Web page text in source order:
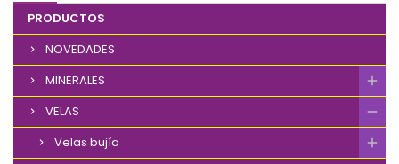
PRODUCTOS
NOVEDADES
MINERALES
VELAS
Velas bujía